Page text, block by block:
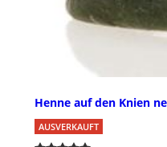
Henne auf den Knien
AUSVERKAUFT